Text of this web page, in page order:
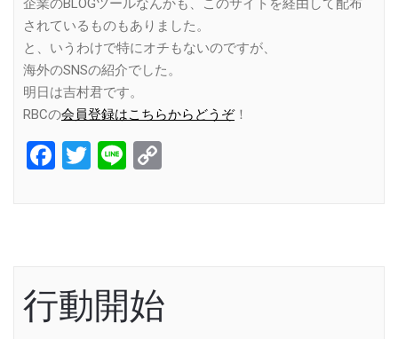
企業のBLOGツールなんかも、このサイトを経由して配布
されているものもありました。
と、いうわけで特にオチもないのですが、
海外のSNSの紹介でした。
明日は吉村君です。
RBCの会員登録はこちらからどうぞ！
Facebook
Twitter
Line
行動開始